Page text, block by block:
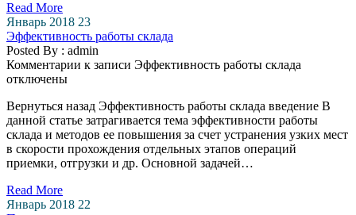
Read More
Январь 2018 23
Эффективность работы склада
Posted By : admin
Комментарии к записи Эффективность работы склада
отключены
Вернуться назад Эффективность работы склада введение В
данной статье затрагивается тема эффективности работы
склада и методов ее повышения за счет устранения узких мест
в скорости прохождения отдельных этапов операций
приемки, отгрузки и др. Основной задачей…
Read More
Январь 2018 22